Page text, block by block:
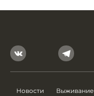
Новости Выживание